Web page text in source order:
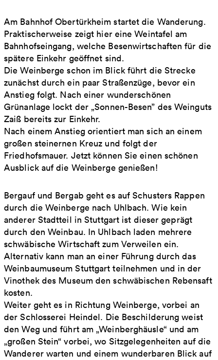
Am Bahnhof Obertürkheim startet die Wanderung.
Praktischerweise zeigt hier eine Weintafel am
Bahnhofseingang, welche Besenwirtschaften für die
spätere Einkehr geöffnet sind.
Die Weinberge schon im Blick führt die Strecke
zunächst durch ein paar Straßenzüge, bevor ein
Anstieg folgt. Nach einer wunderschönen
Grünanlage lockt der „Sonnen-Besen” des Weinguts
Zaiß bereits zur Einkehr.
Nach einem Anstieg orientiert man sich an einem
großen steinernen Kreuz und folgt der
Friedhofsmauer. Jetzt können Sie einen schönen
Ausblick auf die Weinberge genießen!
Bergauf und Bergab geht es auf Schusters Rappen
durch die Weinberge nach Uhlbach. Wie kein
anderer Stadtteil in Stuttgart ist dieser geprägt
durch den Weinbau. In Uhlbach laden mehrere
schwäbische Wirtschaft zum Verweilen ein.
Alternativ kann man an einer Führung durch das
Weinbaumuseum Stuttgart teilnehmen und in der
Vinothek des Museum den schwäbischen Rebensaft
kosten.
Weiter geht es in Richtung Weinberge, vorbei an
der Schlosserei Heindel. Die Beschilderung weist
den Weg und führt am „Weinberghäusle“ und am
„großen Stein“ vorbei, wo Sitzgelegenheiten auf die
Wanderer warten und einem wunderbaren Blick auf